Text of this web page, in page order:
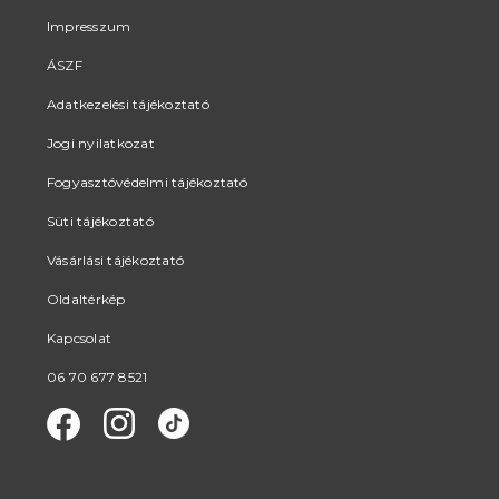
Impresszum
ÁSZF
Adatkezelési tájékoztató
Jogi nyilatkozat
Fogyasztóvédelmi tájékoztató
Süti tájékoztató
Vásárlási tájékoztató
Oldaltérkép
Kapcsolat
06 70 677 8521